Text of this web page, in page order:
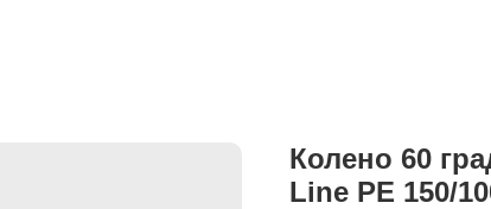
Колено 60
Line PE 150/